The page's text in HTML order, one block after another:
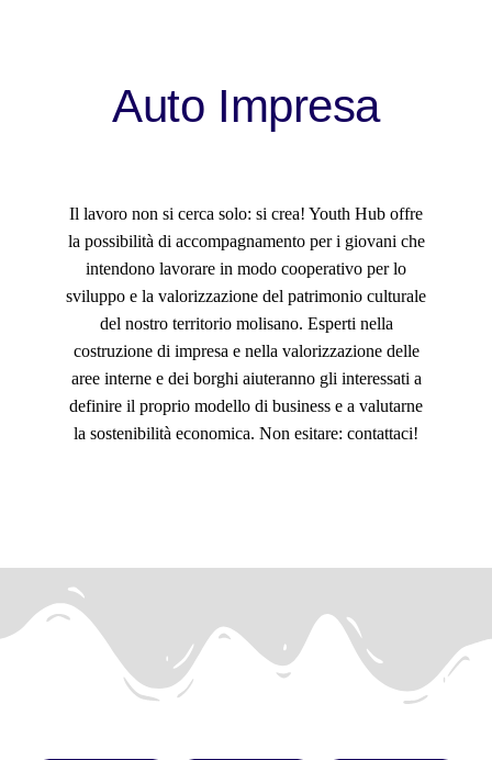
Auto Impresa
Il lavoro non si cerca solo: si crea! Youth Hub offre
la possibilità di accompagnamento per i giovani che
intendono lavorare in modo cooperativo per lo
sviluppo e la valorizzazione del patrimonio culturale
del nostro territorio molisano. Esperti nella
costruzione di impresa e nella valorizzazione delle
aree interne e dei borghi aiuteranno gli interessati a
definire il proprio modello di business e a valutarne
la sostenibilità economica. Non esitare: contattaci!